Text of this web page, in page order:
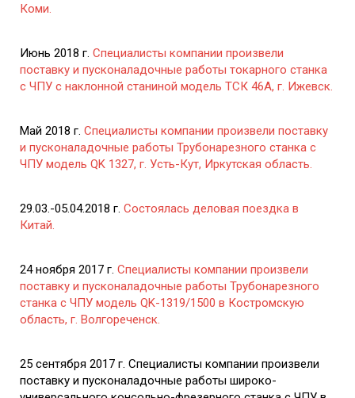
Коми.
Июнь 2018 г. Специалисты компании произвели
поставку и пусконаладочные работы токарного станка
с ЧПУ с наклонной станиной модель ТСК 46А, г. Ижевск.
Май 2018 г. Специалисты компании произвели поставку
и пусконаладочные работы Трубонарезного станка с
ЧПУ модель QK 1327, г. Усть-Кут, Иркутская область.
29.03.-05.04.2018 г. Состоялась деловая поездка в
Китай.
24 ноября 2017 г. Специалисты компании произвели
поставку и пусконаладочные работы Трубонарезного
станка с ЧПУ модель QK-1319/1500 в Костромскую
область, г. Волгореченск.
25 сентября 2017 г. Специалисты компании произвели
поставку и пусконаладочные работы широко-